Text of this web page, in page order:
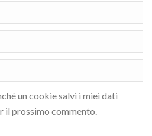
un cookie salvi i miei dati
il prossimo commento.